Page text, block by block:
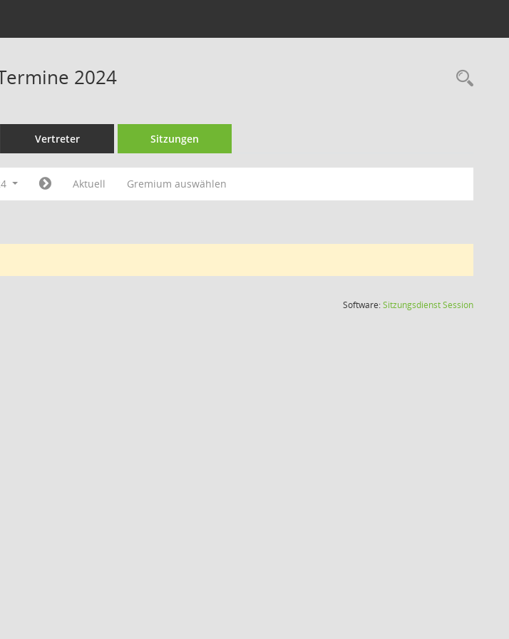
2024
Vertreter Sitzungen
Aktuell Gremium auswählen
Software:SitzungsdienstSession(Wird in